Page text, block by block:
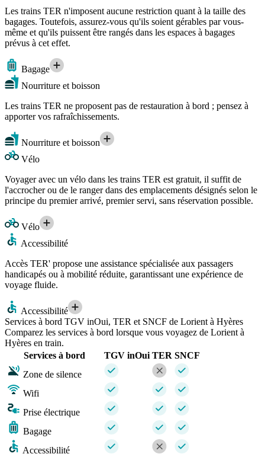
Les trains TER n'imposent aucune restriction quant à la taille des
bagages. Toutefois, assurez-vous qu'ils soient gérables par vous-
même et qu'ils puissent être rangés dans les espaces à bagages
prévus à cet effet.
Bagage
Nourriture et boisson
Les trains TER ne proposent pas de restauration à bord ; pensez à
apporter vos rafraîchissements.
Nourriture et boisson
Vélo
Voyager avec un vélo dans les trains TER est gratuit, il suffit de
l'accrocher ou de le ranger dans des emplacements désignés selon le
principe du premier arrivé, premier servi, sans réservation possible.
Vélo
Accessibilité
Accès TER' propose une assistance spécialisée aux passagers
handicapés ou à mobilité réduite, garantissant une expérience de
voyage fluide.
Accessibilité
Services à bord TGV inOui, TER et SNCF de Lorient à Hyères
Comparez les services à bord lorsque vous voyagez de Lorient à
Hyères en train.
Services à bord
TGV inOui TER SNCF
Zone de silence
Wifi
Prise électrique
Bagage
Accessibilité